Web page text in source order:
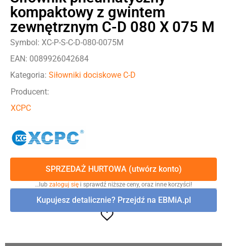
kompaktowy z gwintem
zewnętrznym C-D 080 X 075 M
Symbol: XC-P-S-C-D-080-0075M
EAN: 0089926042684
Kategoria: Siłowniki dociskowe C-D
Producent:
XCPC
SPRZEDAŻ HURTOWA (utwórz konto)
…lub zaloguj się i sprawdź niższe ceny, oraz inne korzyści!
Kupujesz detalicznie? Przejdź na EBMiA.pl